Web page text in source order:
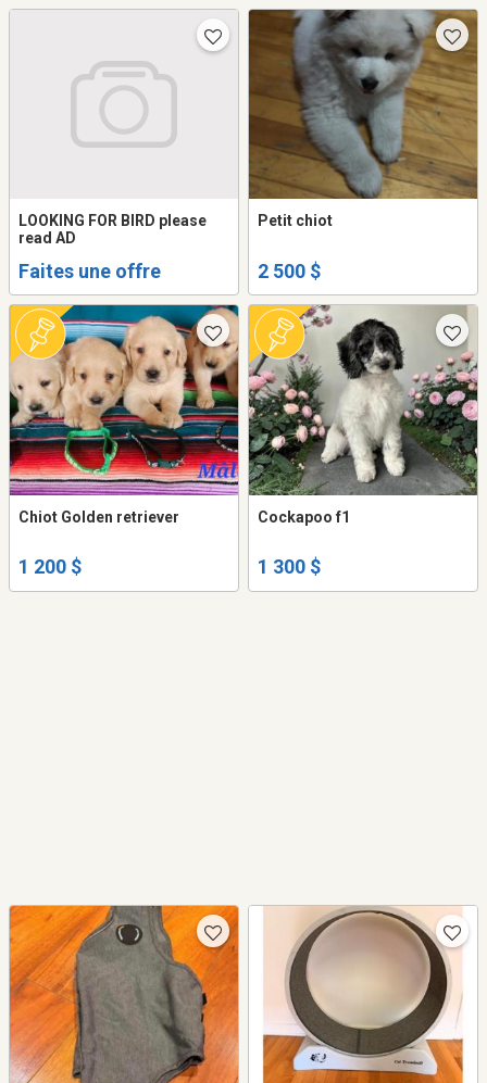
LOOKING FOR BIRD please
read AD
Faites une offre
Petit chiot
2 500 $
Chiot Golden retriever
1 200 $
Cockapoo f1
1 300 $